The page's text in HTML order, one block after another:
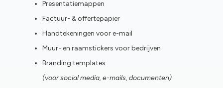
Presentatiemappen
Factuur- & offertepapier
Handtekeningen voor e-mail
Muur- en raamstickers voor bedrijven
Branding templates
(voor social media, e-mails, documenten)